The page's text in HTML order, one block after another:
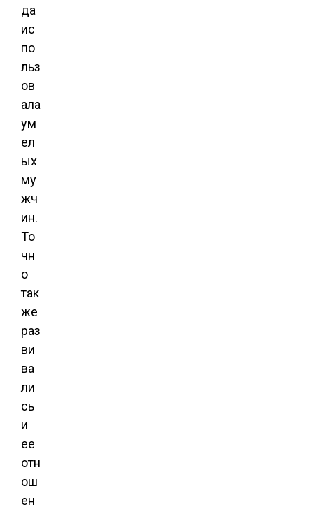
да
ис
по
льз
ов
ала
ум
ел
ых
му
жч
ин.
То
чн
о
так
же
раз
ви
ва
ли
сь
и
ее
отн
ош
ен